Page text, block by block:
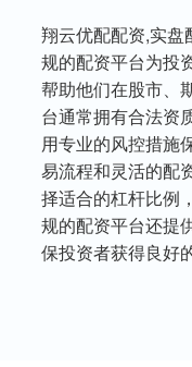
翔云优配配资,实盘
规的配资平台为投
帮助他们在股市、
台通常拥有合法资
用专业的风控措施
易流程和灵活的配
择适合的杠杆比例
规的配资平台还提
保投资者获得良好